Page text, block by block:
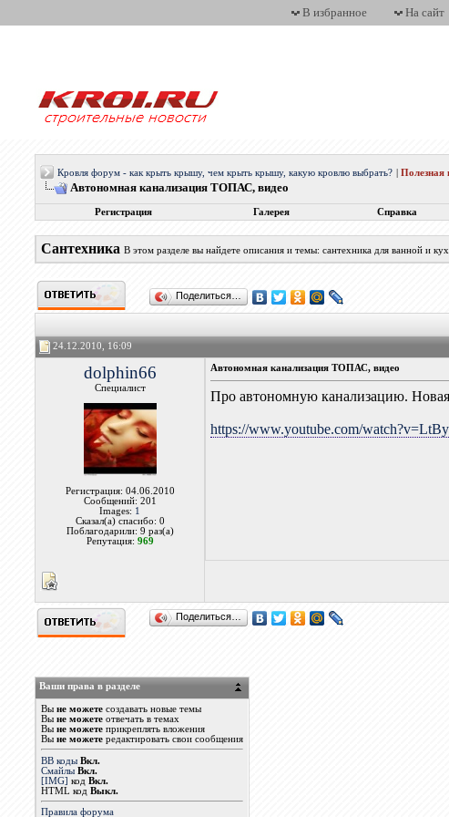
В избранное На сайт
Кровля форум - как крыть крышу, чем крыть крышу, какую кровлю выбрать? |Полезная
Автономная канализация ТОПАС, видео
Регистрация Галерея Справка
Сантехника В этом разделе вы найдете описания и темы: сантехника для ванной и
Поделиться…
24.12.2010, 16:09
dolphin66
Специалист
Регистрация: 04.06.2010
Сообщений: 201
Images: 1
Сказал(а) спасибо: 0
Поблагодарили: 9 раз(а)
Репутация: 969
Автономная канализация ТОПАС, видео
Про автономную канализацию.
https://www.youtube.com/
Поделиться…
Ваши права в разделе
Выне можете создавать новые темы
Выне можете отвечать в темах
Выне можете прикреплять вложения
Выне можете редактировать свои сообщения
BB коды Вкл.
Смайлы Вкл.
[IMG] кодВкл.
HTML кодВыкл.
Правила форума